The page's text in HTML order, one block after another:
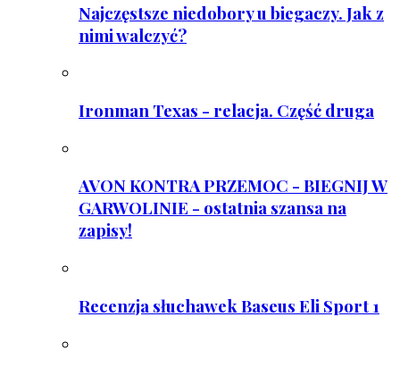
Najczęstsze niedobory u biegaczy. Jak z
nimi walczyć?
Ironman Texas - relacja. Część druga
AVON KONTRA PRZEMOC - BIEGNIJ W
GARWOLINIE - ostatnia szansa na
zapisy!
Recenzja słuchawek Baseus Eli Sport 1